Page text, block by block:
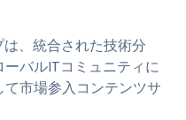
、統合された技術分
バルITコミュニティに
市場参入コンテンツサ